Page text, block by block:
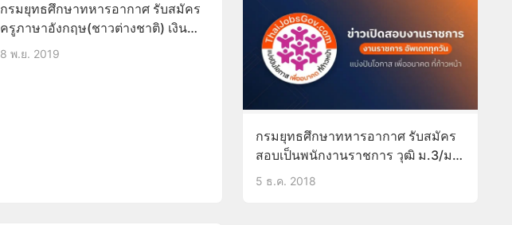
กรมยุทธศึกษาทหารอากาศ รับสมัคร
ครูภาษาอังกฤษ(ชาวต่างชาติ) เงิน
เดือนขั้นต่ำ21,620 เบิกค่าเช่าที่พักได้
8 พ.ย. 2019
กรมยุทธศึกษาทหารอากาศ รับสมัคร
สอบเป็นพนักงานราชการ วุฒิ ม.3/ม.6
เกรดเฉลี่ย2.00 18-26ธ.ค.61
5 ธ.ค. 2018